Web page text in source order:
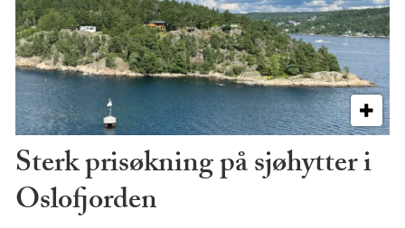
Sterk prisøkning på sjøhytter i
Oslofjorden